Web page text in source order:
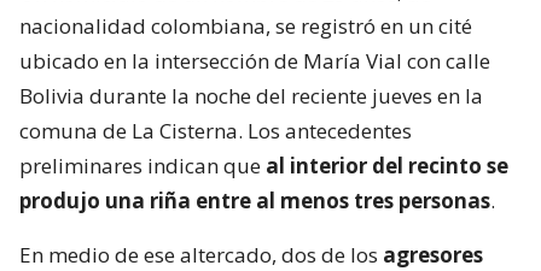
nacionalidad colombiana, se registró en un cité
ubicado en la intersección de María Vial con calle
Bolivia durante la noche del reciente jueves en la
comuna de La Cisterna. Los antecedentes
preliminares indican que al interior del recinto se
produjo una riña entre al menos tres personas.
En medio de ese altercado, dos de los agresores